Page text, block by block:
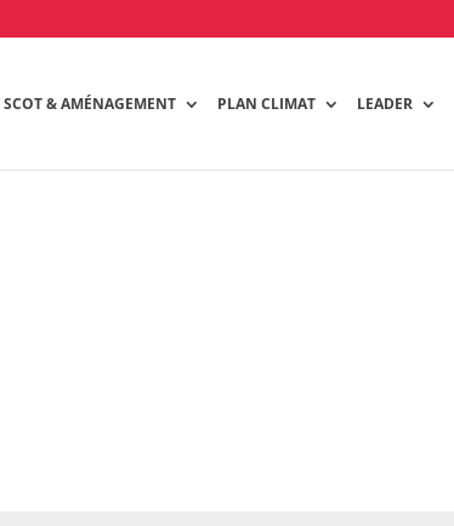
SCOT & AMÉNAGEMENT PLAN CLIMAT LEADER